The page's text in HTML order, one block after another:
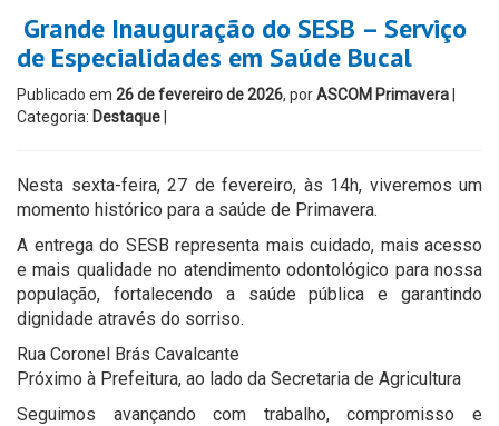
Grande Inauguração do SESB – Serviço
de Especialidades em Saúde Bucal
Publicado em 26 de fevereiro de 2026, porASCOM Primavera
Categoria: Destaque
Nesta sexta-feira, 27 de fevereiro, às 14h, viveremos um
momento histórico para a saúde de Primavera.
A entrega do SESB representa mais cuidado, mais acesso
e mais qualidade no atendimento odontológico para nossa
população, fortalecendo a saúde pública e garantindo
dignidade através do sorriso.
Rua Coronel Brás Cavalcante
Próximo à Prefeitura, ao lado da Secretaria de Agricultura
Seguimos avançando com trabalho, compromisso e